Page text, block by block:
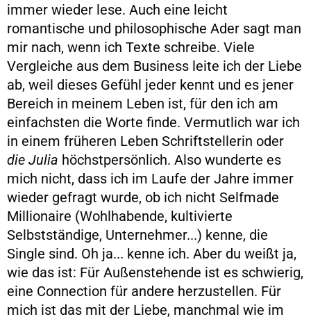
immer wieder lese. Auch eine leicht
romantische und philosophische Ader sagt man
mir nach, wenn ich Texte schreibe. Viele
Vergleiche aus dem Business leite ich der Liebe
ab, weil dieses Gefühl jeder kennt und es jener
Bereich in meinem Leben ist, für den ich am
einfachsten die Worte finde. Vermutlich war ich
in einem früheren Leben Schriftstellerin oder
die Julia höchstpersönlich. Also wunderte es
mich nicht, dass ich im Laufe der Jahre immer
wieder gefragt wurde, ob ich nicht Selfmade
Millionaire (Wohlhabende, kultivierte
Selbstständige, Unternehmer...) kenne, die
Single sind. Oh ja... kenne ich. Aber du weißt ja,
wie das ist: Für Außenstehende ist es schwierig,
eine Connection für andere herzustellen. Für
mich ist das mit der Liebe, manchmal wie im